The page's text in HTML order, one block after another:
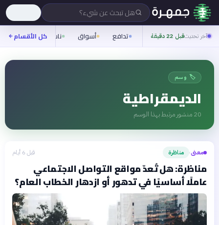
هل تبحث عن شيء؟
آخر تحديثقبل 22 دقيقة تدافع أسواق ناس روح
كل الأقسام
🏷️ وسم
الديمقراطية
20 منشور مرتبط بهذا الوسم
معنى› مناظرة قبل 6 أيام
مناظرة: هل تُعدّ مواقع التواصل الاجتماعي
عاملًا أساسيًا في تدهور أو ازدهار الخطاب العام؟